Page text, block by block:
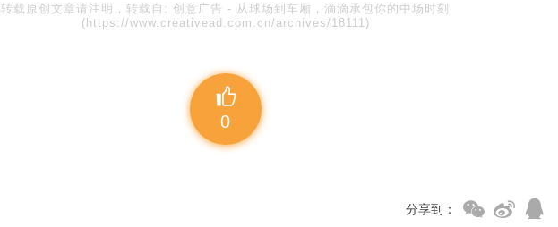
转载原创文章请注明，转载自: 创意广告 - 从球场到车厢，滴滴承包你的中场时刻
(https://www.creativead.com.cn/archives/18111)
0
分享到：